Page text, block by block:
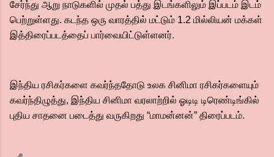
சேர்ந்து ஆறு நாடுகளில் முதல் பத்து இடங்களிலும் இப்படம் இடம்
பெற்றுள்ளது. கடந்த ஒரு வாரத்தில் மட்டும் 1.2 மில்லியன் மக்கள்
இத்திரைப்படத்தைப் பார்வையிட்டுள்ளனர்.
இந்திய ரசிகர்களை கவர்ந்ததோடு உலக சினிமா ரசிகர்களையும்
கவர்ந்திழுத்து, இந்திய சினிமா வரலாற்றில் ஓடிடி டிரெண்டிங்கில்
புதிய சாதனை படைத்து வருகிறது “மாமன்னன்” திரைப்படம்.